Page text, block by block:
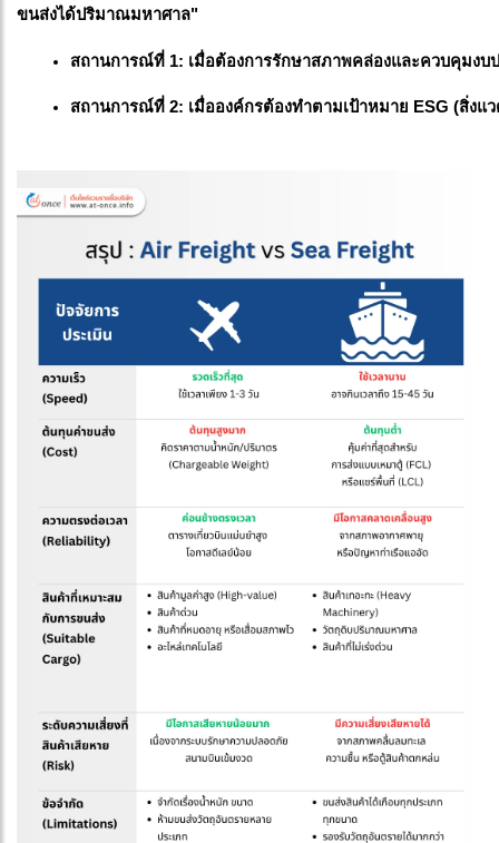
ขนส่งได้ปริมาณมหาศาล"
สถานการณ์ที่ 1: เมื่อต้องการรักษาสภาพคล่องและควบคุมง
สถานการณ์ที่ 2: เมื่อองค์กรต้องทำตามเป้าหมาย ESG (สิ่งแ